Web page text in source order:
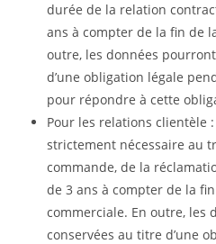
durée de la relation
ans à compter de la fin de
outre, les données
d’une obligation légale
pour répondre à cette
Pour les relations clientèle
strictement nécessaire au
commande, de la
de 3 ans à compter de la
commerciale. En outre, les
conservées au titre d’une